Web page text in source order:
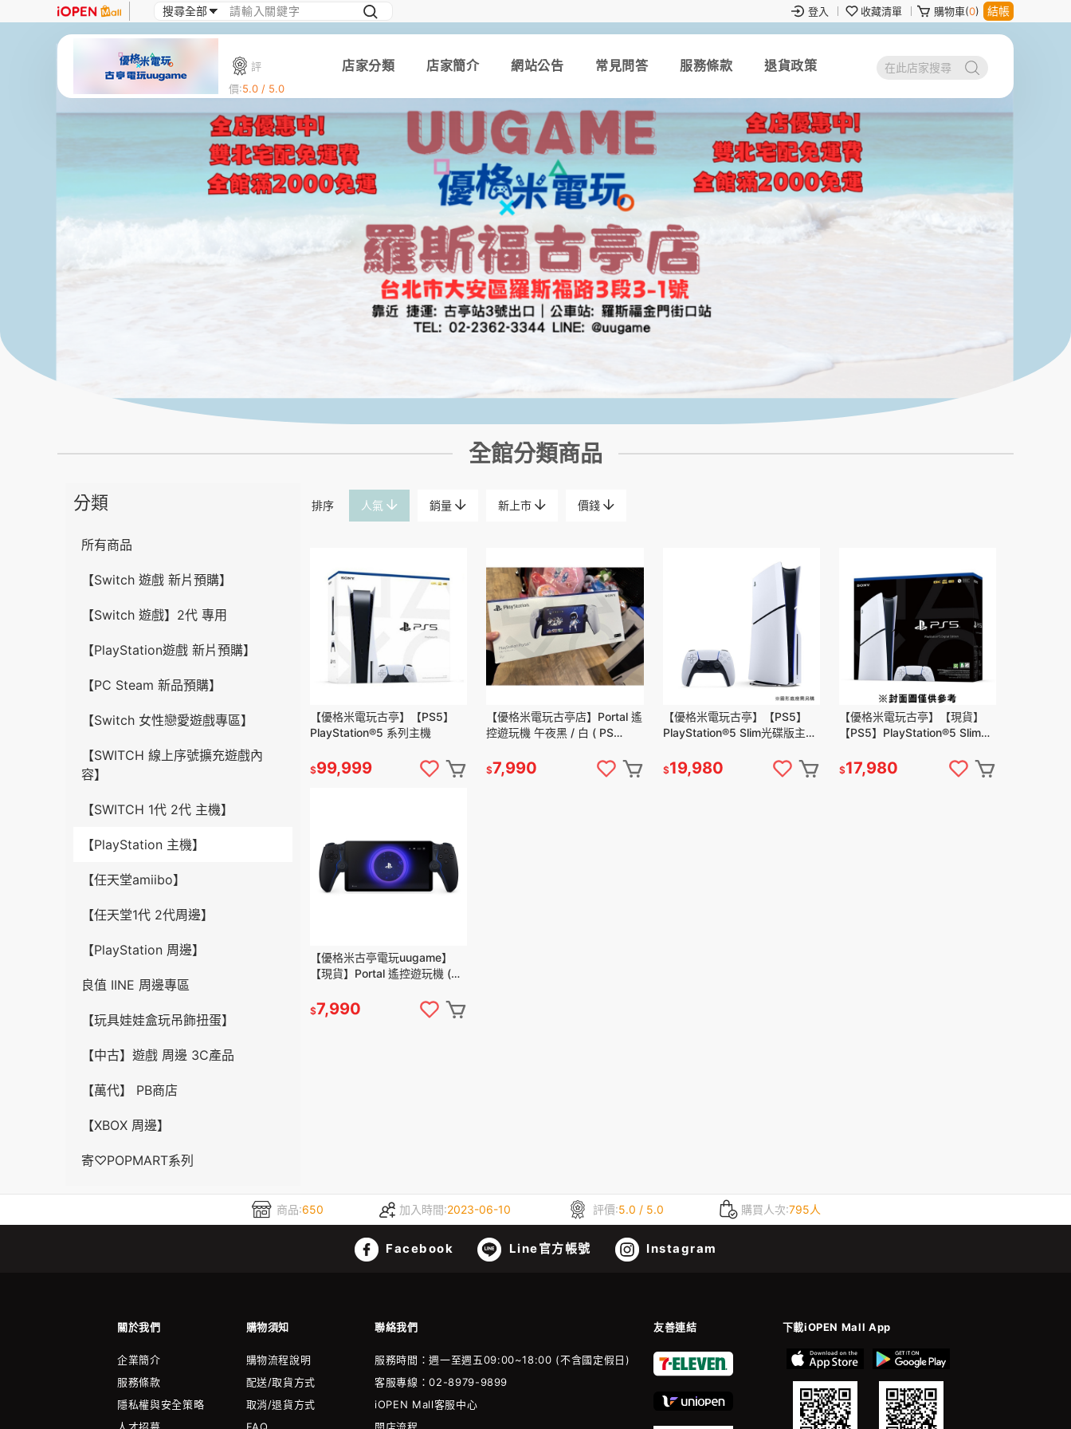
登入 收藏清單 購物車(0) 結帳
評
價:5.0 / 5.0
店家分類 店家簡介 網站公告 常見問答 服務條款 退貨政策
全館分類商品
分類
所有商品
【Switch 遊戲 新片預購】
【Switch 遊戲】2代 專用
【PlayStation遊戲 新片預購】
【PC Steam 新品預購】
【Switch 女性戀愛遊戲專區】
【SWITCH 線上序號擴充遊戲內
容】
【SWITCH 1代 2代 主機】
【PlayStation 主機】
【任天堂amiibo】
【任天堂1代 2代周邊】
【PlayStation 周邊】
良值 IINE 周邊專區
【玩具娃娃盒玩吊飾扭蛋】
【中古】遊戲 周邊 3C產品
【萬代】 PB商店
【XBOX 周邊】
‎寄‎♡POPMART系列
排序 人氣 銷量 新上市 價錢
【優格米電玩古亭】【PS5】
PlayStation®5 系列主機
$99,999
【優格米電玩古亭店】Portal 遙
控遊玩機 午夜黑 / 白 ( PS
$7,990
【優格米電玩古亭】【PS5】
PlayStation®5 Slim光碟版主機
$19,980
【優格米電玩古亭】【現貨】
【PS5】PlayStation®5 Slim數
$17,980
【優格米古亭電玩uugame】
【現貨】Portal 遙控遊玩機 (
$7,990
商品:650 加入時間:2023-06-10 評價:5.0 / 5.0 購買人次:795人
Facebook Line官方帳號 Instagram
關於我們 購物須知 聯絡我們 友善連結 下載iOPEN Mall App
企業簡介
服務條款
隱私權與安全策略
購物流程說明
配送/取貨方式
取消/退貨方式
服務時間：週一至週五09:00~18:00 (不含國定假日)
客服專線：02-8979-9899
iOPEN Mall客服中心